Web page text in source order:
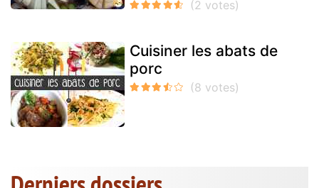
Cuisiner les abats de
porc